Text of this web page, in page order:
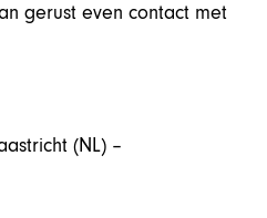
gerust even contact met
(NL) –